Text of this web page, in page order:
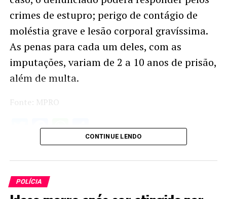
crimes de estupro; perigo de contágio de
moléstia grave e lesão corporal gravíssima.
As penas para cada um deles, com as
imputações, variam de 2 a 10 anos de prisão,
além de multa.
Fonte: MPRO
Twitter
Facebook
WhatsApp
Share
CONTINUE LENDO
POLÍCIA